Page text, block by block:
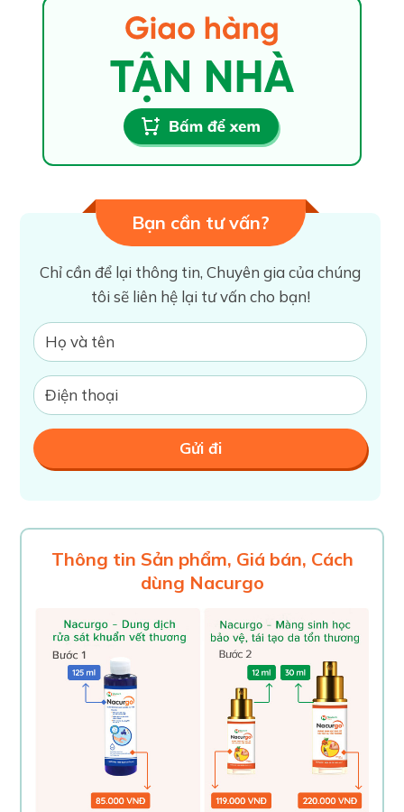
Bạn cần tư vấn?
Chỉ cần để lại thông tin, Chuyên gia của chúng
tôi sẽ liên hệ lại tư vấn cho bạn!
Thông tin Sản phẩm, Giá bán, Cách
dùng Nacurgo